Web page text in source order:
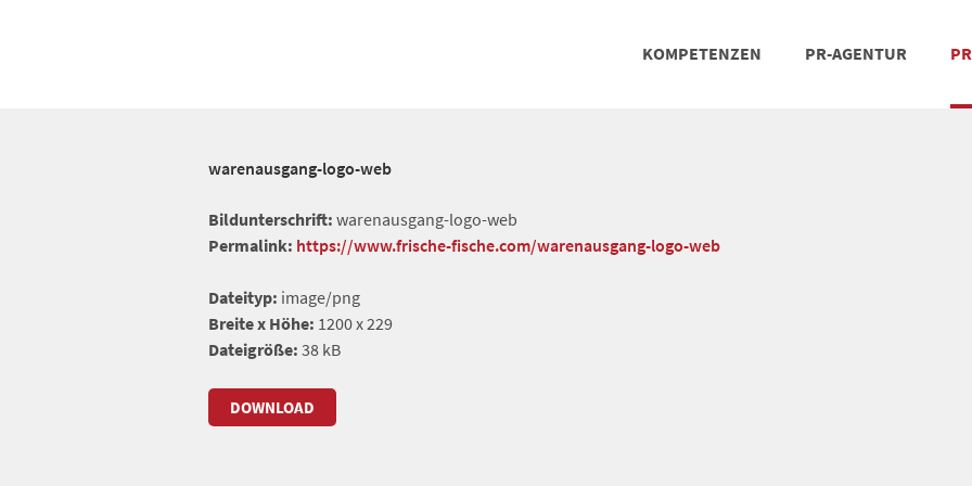
KOMPETENZEN PR-AGENTUR
warenausgang-logo-web
Bildunterschrift: warenausgang-logo-web
Permalink: https://www.frische-fische.com/warenausgang-logo-web
Dateityp: image/png
Breite x Höhe: 1200 x 229
Dateigröße: 38 kB
DOWNLOAD